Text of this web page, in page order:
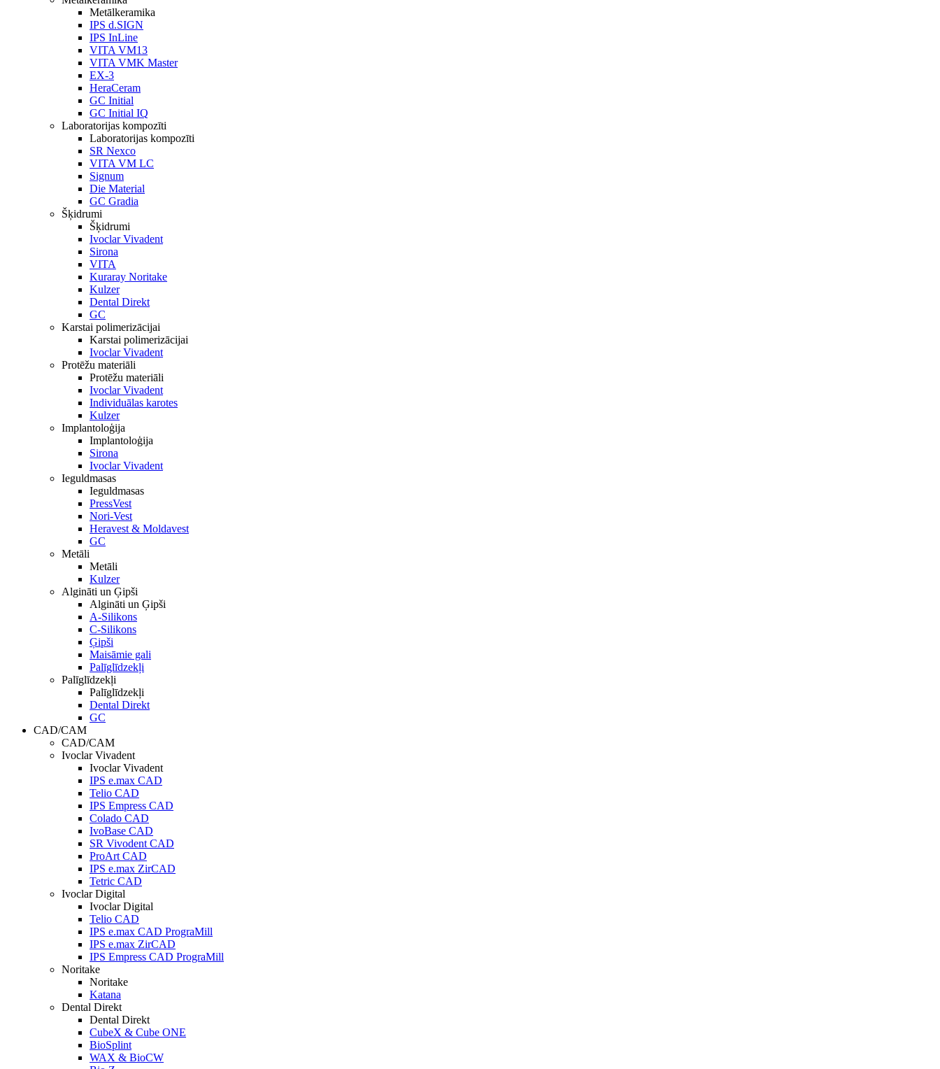
Metālkeramika
IPS d.SIGN
IPS InLine
VITA VM13
VITA VMK Master
EX-3
HeraCeram
GC Initial
GC Initial IQ
Laboratorijas kompozīti
Laboratorijas kompozīti
SR Nexco
VITA VM LC
Signum
Die Material
GC Gradia
Šķidrumi
Šķidrumi
Ivoclar Vivadent
Sirona
VITA
Kuraray Noritake
Kulzer
Dental Direkt
GC
Karstai polimerizācijai
Karstai polimerizācijai
Ivoclar Vivadent
Protēžu materiāli
Protēžu materiāli
Ivoclar Vivadent
Individuālas karotes
Kulzer
Implantoloģija
Implantoloģija
Sirona
Ivoclar Vivadent
Ieguldmasas
Ieguldmasas
PressVest
Nori-Vest
Heravest & Moldavest
GC
Metāli
Metāli
Kulzer
Algināti un Ģipši
Algināti un Ģipši
A-Silikons
C-Silikons
Ģipši
Maisāmie gali
Palīglīdzekļi
Palīglīdzekļi
Palīglīdzekļi
Dental Direkt
GC
CAD/CAM
CAD/CAM
Ivoclar Vivadent
Ivoclar Vivadent
IPS e.max CAD
Telio CAD
IPS Empress CAD
Colado CAD
IvoBase CAD
SR Vivodent CAD
ProArt CAD
IPS e.max ZirCAD
Tetric CAD
Ivoclar Digital
Ivoclar Digital
Telio CAD
IPS e.max CAD PrograMill
IPS e.max ZirCAD
IPS Empress CAD PrograMill
Noritake
Noritake
Katana
Dental Direkt
Dental Direkt
CubeX & Cube ONE
BioSplint
WAX & BioCW